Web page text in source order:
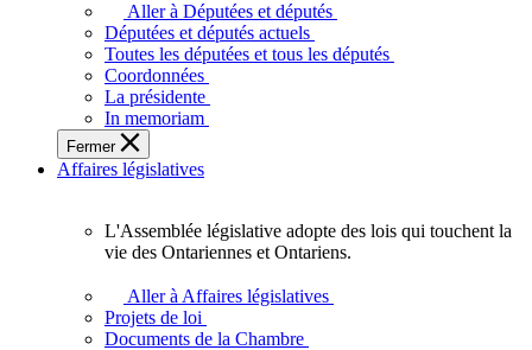
députés
vous
représentent
sein
de
l'Assemblée
législative
l'Ontario.
Aller à Députées et députés
Députées et députés actuels
Toutes les députées et tous les députés
Coordonnées
La présidente
In memoriam
Fermer
Affaires législatives
L'Assemblée
adopte
L'Assemblée législative adopte des lois qui touchent la
vie des Ontariennes et Ontariens.
Aller à Affaires législatives
Projets de loi
Documents de la Chambre